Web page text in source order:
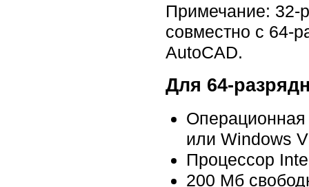
Примечание: 32-
совместно с 64-
AutoCAD.
Для 64-
или Windows
Процессор
200 Мб